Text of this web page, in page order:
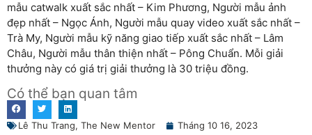
mẫu catwalk xuất sắc nhất – Kim Phương, Người mẫu ảnh
đẹp nhất – Ngọc Ánh, Người mẫu quay video xuất sắc nhất –
Trà My, Người mẫu kỹ năng giao tiếp xuất sắc nhất – Lâm
Châu, Người mẫu thân thiện nhất – Pông Chuẩn. Mỗi giải
thưởng này có giá trị giải thưởng là 30 triệu đồng.
Có thể bạn quan tâm
Lê Thu Trang, The New Mentor Tháng 10 16, 2023